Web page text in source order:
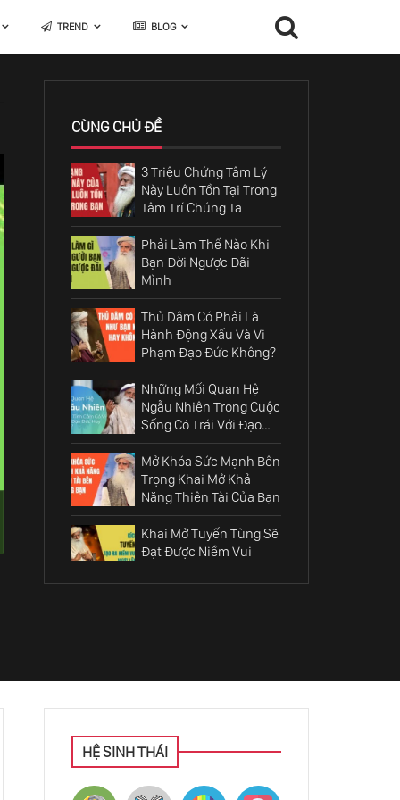
TREND BLOG
CÙNG CHỦ ĐỀ
3 Triệu Chứng Tâm Lý
Này Luôn Tồn Tại Trong
Tâm Trí Chúng Ta
Phải Làm Thế Nào Khi
Bạn Đời Ngược Đãi
Mình
Thủ Dâm Có Phải Là
Hành Động Xấu Và Vi
Phạm Đạo Đức Không?
Những Mối Quan Hệ
Ngẫu Nhiên Trong Cuộc
Sống Có Trái Với Đạo
Đức Hay Không
Mở Khóa Sức Mạnh Bên
Trọng Khai Mở Khả
Năng Thiên Tài Của Bạn
Khai Mở Tuyến Tùng Sẽ
Đạt Được Niềm Vui
Tất Cả
Làm Sao Để Bạn Có Thể
Đúng Cho Mọi Vấn Đề
Sadhguru Tiết Lộ Về 5
Bí Mật Niềm Vui Trong
Cuộc Sống
HỆ SINH THÁI